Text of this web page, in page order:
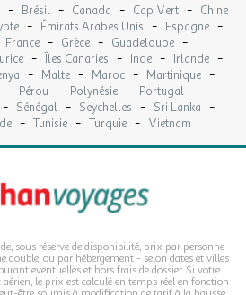
- Brésil - Canada - Cap Vert - Chine
- Émirats Arabes Unis - Espagne -
France - Grèce - Guadeloupe -
- Îles Canaries - Inde - Irlande -
- Malte - Maroc - Martinique -
- Pérou - Polynésie - Portugal -
- Sénégal - Seychelles - Sri Lanka -
- Tunisie - Turquie - Vietnam
sous réserve de disponibilité, prix par personne
double, ou par hébergement - selon dates et villes
eventuelles et hors frais de dossier. Si votre
le prix est calculé en temps réel en fonction